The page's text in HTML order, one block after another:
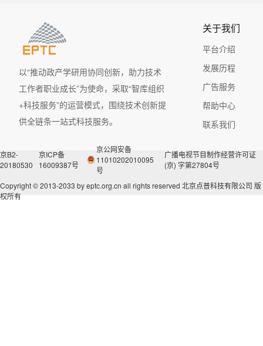
以“推动政产学研用协同创新，助力技术
工作者职业成长”为使命，采取“智库组织
+科技服务”的运营模式，围绕技术创新提
供全链条一站式科技服务。
关于我们
平台介绍
发展历程
广告服务
帮助中心
联系我们
京B2-
20180530
京ICP备
16009387号
京公网安备
11010202010095
号
广播电视节目制作经营许可证
(京) 字第27804号
Copyright © 2013-2033 by eptc.org.cn all rights reserved 北京点普科技有限公司 版
权所有